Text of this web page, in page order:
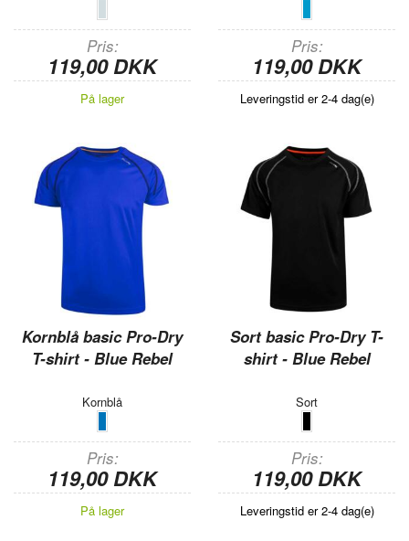
Pris
119,00 DKK
På lager
Pris
119,00 DKK
Leveringstid er 2-4 dag(e)
Kornblå basic Pro-Dry
T-shirt - Blue Rebel
Kornblå
Pris
119,00 DKK
På lager
Sort basic Pro-Dry T-
shirt - Blue Rebel
Sort
Pris
119,00 DKK
Leveringstid er 2-4 dag(e)